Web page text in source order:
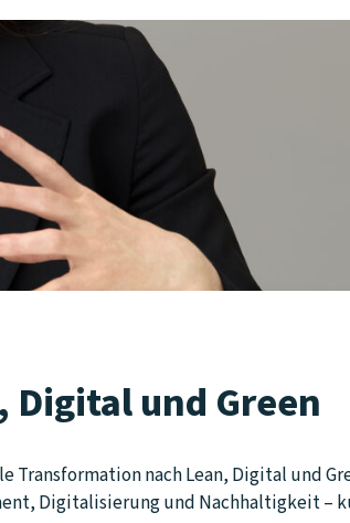
und Green
nach Lean, Digital und
Digitalisierung und Nachhaltigkeit –